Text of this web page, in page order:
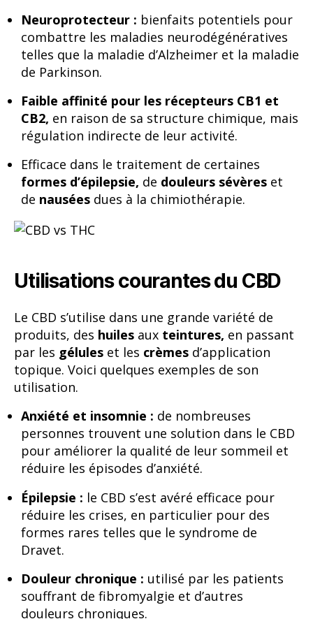
Neuroprotecteur : bienfaits potentiels pour
combattre les maladies neurodégénératives
telles que la maladie d’Alzheimer et la maladie
de Parkinson.
Faible affinité pour les récepteurs CB1 et
CB2, en raison de sa structure chimique, mais
régulation indirecte de leur activité.
Efficace dans le traitement de certaines
formes d’épilepsie, de douleurs sévères et
de nausées dues à la chimiothérapie.
Utilisations courantes du CBD
Le CBD s’utilise dans une grande variété de
produits, des huiles aux teintures, en passant
par les gélules et les crèmes d’application
topique. Voici quelques exemples de son
utilisation.
Anxiété et insomnie : de nombreuses
personnes trouvent une solution dans le CBD
pour améliorer la qualité de leur sommeil et
réduire les épisodes d’anxiété.
Épilepsie : le CBD s’est avéré efficace pour
réduire les crises, en particulier pour des
formes rares telles que le syndrome de
Dravet.
Douleur chronique : utilisé par les patients
souffrant de fibromyalgie et d’autres
douleurs chroniques.